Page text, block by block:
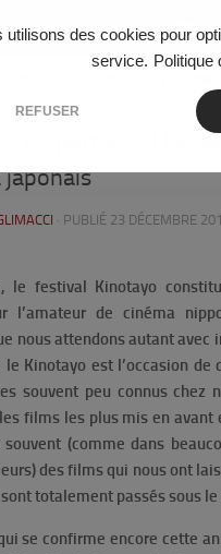
utilisons des cookies pour
service. Politique
REFUSER
partie 1 : LEE
japonais
· PUBLIÉ 23 DÉCEMBRE
le festival Kinotayo
l’amateur de cinéma
nous attendons autant avec
le Kinotayo est l’occasion de
souvent peu connus chez
films les plus mis en avant
(comme dans
des films qui nous ont
totalement passés sous le
se confirme encore cette